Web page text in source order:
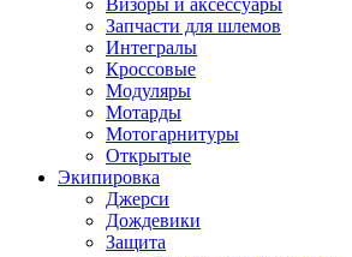
Визоры и аксессуары
Запчасти для шлемов
Интегралы
Кроссовые
Модуляры
Мотарды
Мотогарнитуры
Открытые
Экипировка
Джерси
Дождевики
Защита